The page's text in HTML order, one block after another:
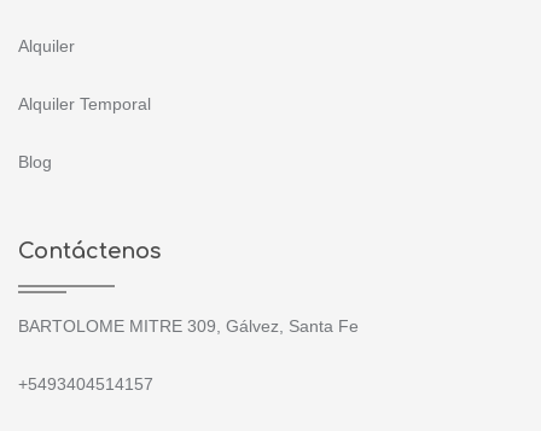
Alquiler
Alquiler Temporal
Blog
Contáctenos
BARTOLOME MITRE 309, Gálvez, Santa Fe
+5493404514157